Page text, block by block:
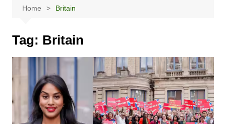
Home Britain
Tag: Britain